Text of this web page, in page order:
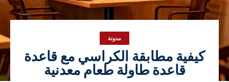
مدونة
كيفية مطابقة الكراسي مع قاعدة
قاعدة طاولة طعام معدنية